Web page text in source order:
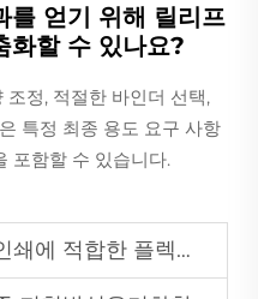
를 얻기 위해 릴리프
화할 수 있나요?
정, 적절한 바인더 선택,
특정 최종 용도 요구 사항
포함할 수 있습니다.
플렉소 잉크는 무엇인가?